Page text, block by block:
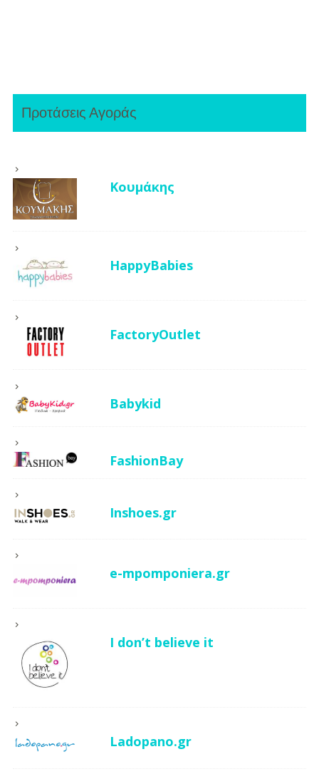
Προτάσεις Αγοράς
Κουμάκης
HappyBabies
FactoryOutlet
Babykid
FashionBay
Inshoes.gr
e-mpomponiera.gr
I don’t believe it
Ladopano.gr